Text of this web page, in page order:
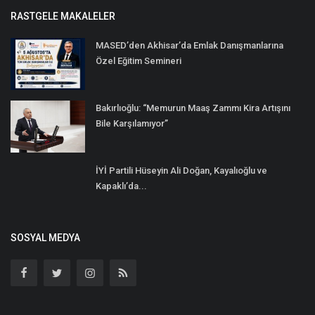
RASTGELE MAKALELER
MASED’den Akhisar’da Emlak Danışmanlarına
Özel Eğitim Semineri
Bakırlıoğlu: “Memurun Maaş Zammı Kira Artışını
Bile Karşılamıyor”
İYİ Partili Hüseyin Ali Doğan, Kayalıoğlu ve
Kapaklı’da...
SOSYAL MEDYA